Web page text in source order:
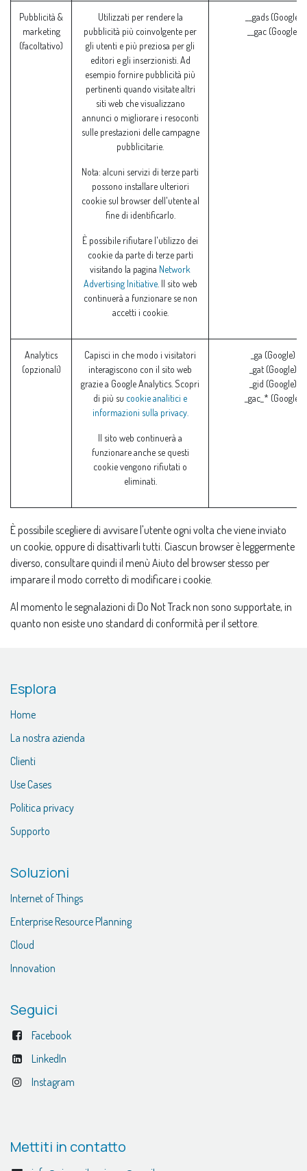
Pubblicità &
marketing
(facoltativo)
Utilizzati per rendere la
pubblicità più coinvolgente per
gli utenti e più preziosa per gli
editori e gli inserzionisti. Ad
esempio fornire pubblicità più
pertinenti quando visitate altri
siti web che visualizzano
annunci o migliorare i resoconti
sulle prestazioni delle campagne
pubblicitarie.
Nota: alcuni servizi di terze parti
possono installare ulteriori
cookie sul browser dell'utente al
fine di identificarlo.
È possibile rifiutare l'utilizzo dei
cookie da parte di terze parti
visitando la pagina Network
Advertising Initiative. Il sito web
continuerà a funzionare se non
accetti i cookie.
__gads (Google)
__gac (Google)
Analytics
(opzionali)
Capisci in che modo i visitatori
interagiscono con il sito web
grazie a Google Analytics. Scopri
di più su cookie analitici e
informazioni sulla privacy.
Il sito web continuerà a
funzionare anche se questi
cookie vengono rifiutati o
eliminati.
_ga (Google)
_gat (Google)
_gid (Google)
_gac_* (Google)
È possibile scegliere di avvisare l'utente ogni volta che viene inviato
un cookie, oppure di disattivarli tutti. Ciascun browser è leggermente
diverso, consultare quindi il menù Aiuto del browser stesso per
imparare il modo corretto di modificare i cookie.
Al momento le segnalazioni di Do Not Track non sono supportate, in
quanto non esiste uno standard di conformità per il settore.
Esplora
Home
La nostra azienda
Clienti
Use Cases
Politica privacy
Supporto
Soluzioni
Internet of Things
Enterprise Resource Planning
Cloud
Innovation
Seguici
Facebook
LinkedIn
Instagram
Mettiti in contatto